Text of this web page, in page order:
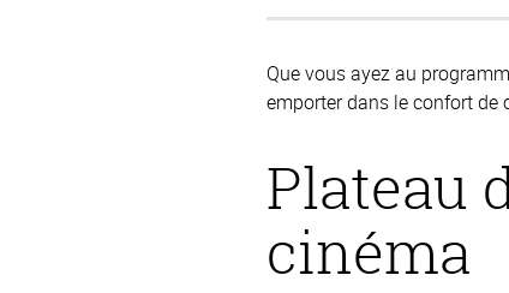
Que vous ayez au
emporter dans le confort de
Plateau
cinéma